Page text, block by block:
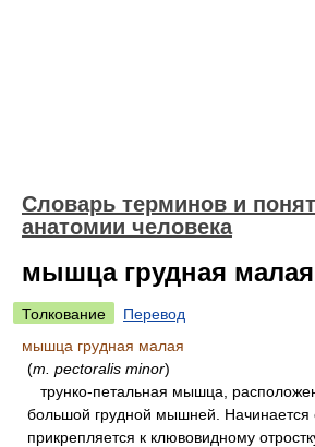
Словарь терминов и
анатомии человека
мышца грудная малая
Толкование
Перевод
мышца грудная малая
(m. pectoralis minor)
трунко-петальная мышца,
большой грудной мышней. Начинается
прикрепляется к клювовидному